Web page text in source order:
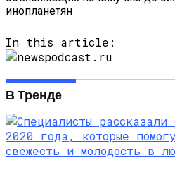
In this article:
В Тренде